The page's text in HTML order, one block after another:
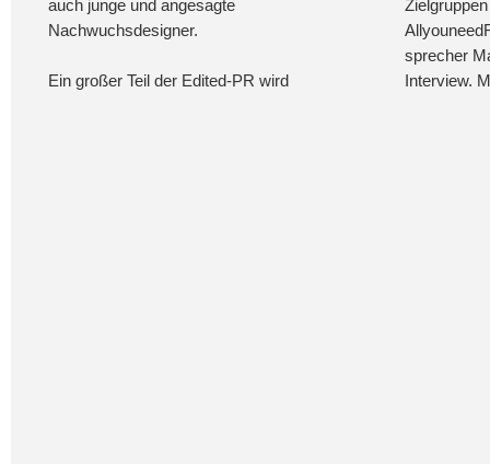
auch junge und angesagte
Nachwuchsdesigner.
Ein großer Teil der Edited-PR wird
sprecher
Interview.